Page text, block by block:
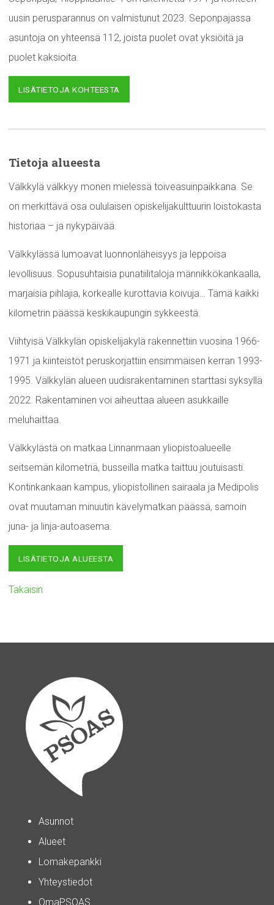
uusin perusparannus on valmistunut 2023. Seponpajassa
asuntoja on yhteensä 112, joista puolet ovat yksiöitä ja
puolet kaksioita.
LISÄTIETOJA KOHTEESTA
Tietoja alueesta
Välkkylä välkkyy monen mielessä toiveasuinpaikkana. Se
on merkittävä osa oululaisen opiskelijakulttuurin loistokasta
historiaa – ja nykypäivää.
Välkkylässä lumoavat luonnonläheisyys ja leppoisa
levollisuus. Sopusuhtaisia punatiilitaloja männikkökankaalla,
marjaisia pihlajia, korkealle kurottavia koivuja… Tämä kaikki
kilometrin päässä keskikaupungin sykkeestä.
Viihtyisä Välkkylän opiskelijakylä rakennettiin vuosina 1966-
1971 ja kiinteistöt peruskorjattiin ensimmäisen kerran 1993-
1995. Välkkylän alueen uudisrakentaminen starttasi syksyllä
2022. Rakentaminen voi aiheuttaa alueen asukkaille
meluhaittaa.
Välkkylästä on matkaa Linnanmaan yliopistoalueelle
seitsemän kilometriä, busseilla matka taittuu joutuisasti.
Kontinkankaan kampus, yliopistollinen sairaala ja Medipolis
ovat muutaman minuutin kävelymatkan päässä, samoin
juna- ja linja-autoasema.
LISÄTIETOJA ALUEESTA
Takaisin
Asunnot
Alueet
Lomakepankki
Yhteystiedot
OmaPSOAS